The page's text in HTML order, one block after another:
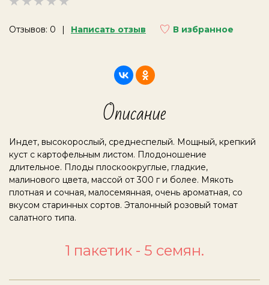
Отзывов: 0 Написать отзыв В избранное
Описание
Индет, высокорослый, среднеспелый. Мощный, крепкий
куст с картофельным листом. Плодоношение
длительное. Плоды плоскоокруглые, гладкие,
малинового цвета, массой от 300 г и более. Мякоть
плотная и сочная, малосемянная, очень ароматная, со
вкусом старинных сортов. Эталонный розовый томат
салатного типа.
1 пакетик - 5 семян.